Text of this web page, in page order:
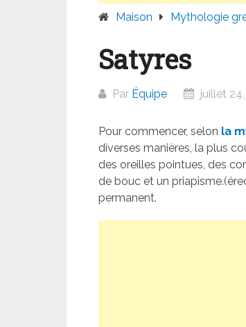
Maison Mythologie
Satyres
Par Équipe juillet
Pour commencer, selon la
diverses manières, la plus
des oreilles pointues, des
de bouc et un
permanent.